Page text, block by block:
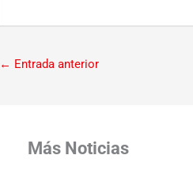
← Entrada anterior
Más Noticias